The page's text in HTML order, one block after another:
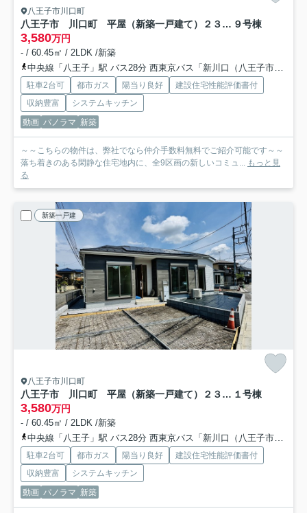
八王子市川口町
八王子市 川口町 平屋（新築一戸建て）２３ー３期 ９号棟
3,580万円
- / 60.45㎡ / 2LDK /新築
中央線「八王子」駅 バス28分 西東京バス「新川口（八王子市）」 停歩5分
駐車2台可 都市ガス 陽当り良好
建設住宅性能評価書付
収納豊富
システムキッチン
動画 パノラマ 新築
～～こちらの物件は、弊社でなら仲介手数料無料でご紹介可能です～～
落ち着きのある閑静な住宅地内に、全9区画の新しいコミュ...
もっと見
る
新築一戸建
八王子市川口町
八王子市 川口町 平屋（新築一戸建て）２３ー３期 １号棟
3,580万円
- / 60.45㎡ / 2LDK /新築
中央線「八王子」駅 バス28分 西東京バス「新川口（八王子市）」 停歩5分
駐車2台可 都市ガス 陽当り良好
建設住宅性能評価書付
収納豊富
システムキッチン
動画 パノラマ 新築